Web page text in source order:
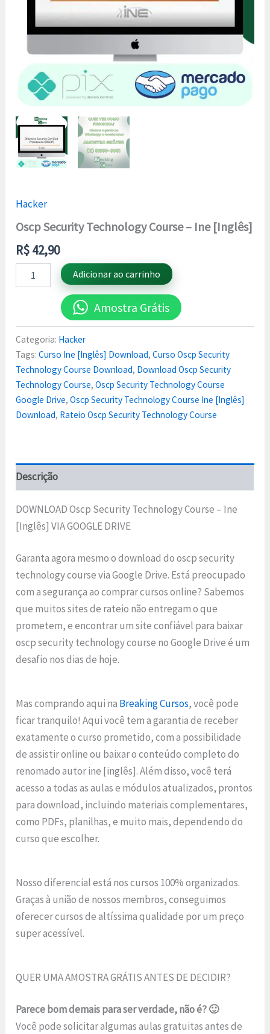
Hacker
Oscp Security Technology Course – Ine [Inglês]
R$42,90
Adicionar ao carrinho
Amostra Grátis
Categoria: Hacker
Tags:Curso Ine [Inglês] Download,Curso Oscp Security
Technology Course Download, Download Oscp Security
Technology Course,Oscp Security Technology Course
Google Drive,Oscp Security Technology Course Ine [Inglês]
Download, Rateio Oscp Security Technology Course
Descrição
DOWNLOAD Oscp Security Technology Course – Ine
[Inglês] VIA GOOGLE DRIVE
Garanta agora mesmo o download do oscp security
technology course via Google Drive. Está preocupado
com a segurança ao comprar cursos online? Sabemos
que muitos sites de rateio não entregam o que
prometem, e encontrar um site confiável para baixar
oscp security technology course no Google Drive é um
desafio nos dias de hoje.
Mas comprando aqui na Breaking Cursos, você pode
ficar tranquilo! Aqui você tem a garantia de receber
exatamente o curso prometido, com a possibilidade
de assistir online ou baixar o conteúdo completo do
renomado autor ine [inglês]. Além disso, você terá
acesso a todas as aulas e módulos atualizados, prontos
para download, incluindo materiais complementares,
como PDFs, planilhas, e muito mais, dependendo do
curso que escolher.
Nosso diferencial está nos cursos 100% organizados.
Graças à união de nossos membros, conseguimos
oferecer cursos de altíssima qualidade por um preço
super acessível.
QUER UMA AMOSTRA GRÁTIS ANTES DE DECIDIR?
Parece bom demais para ser verdade, não é? 🙂
Você pode solicitar algumas aulas gratuitas antes de